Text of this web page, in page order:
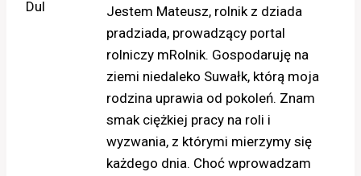
Jestem Mateusz, rolnik z dziada
pradziada, prowadzący portal
rolniczy mRolnik. Gospodaruję na
ziemi niedaleko Suwałk, którą moja
rodzina uprawia od pokoleń. Znam
smak ciężkiej pracy na roli i
wyzwania, z którymi mierzymy się
każdego dnia. Choć wprowadzam